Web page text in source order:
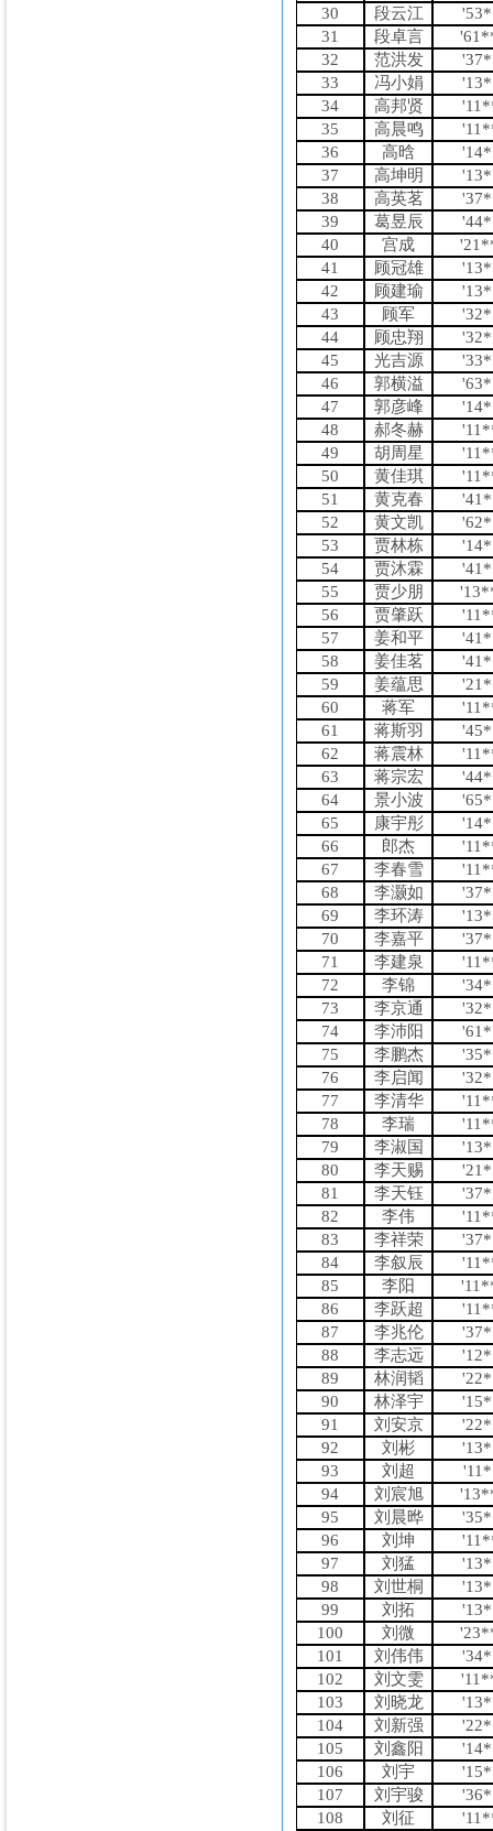
30
段云江
31
段卓言
32
范洪发
33
冯小娟
34
高邦贤
35
高晨鸣
36
高晗
37
高坤明
38
高英茗
39
葛昱辰
40
宫成
41
顾冠雄
42
顾建瑜
43
顾军
44
顾忠翔
45
光吉源
46
郭横溢
47
郭彦峰
48
郝冬赫
49
胡周星
50
黄佳琪
51
黄克春
52
黄文凯
53
贾林栋
54
贾沐霖
55
贾少朋
56
贾肇跃
57
姜和平
58
姜佳茗
59
姜蕴思
60
蒋军
61
蒋斯羽
62
蒋震林
63
蒋宗宏
64
景小波
65
康宇彤
66
郎杰
67
李春雪
68
李灏如
69
李环涛
70
李嘉平
71
李建泉
72
李锦
73
李京通
74
李沛阳
75
李鹏杰
76
李启闻
77
李清华
78
李瑞
79
李淑国
80
李天赐
81
李天钰
82
李伟
83
李祥荣
84
李叙辰
85
李阳
86
李跃超
87
李兆伦
88
李志远
89
林润韬
90
林泽宇
91
刘安京
92
刘彬
93
刘超
94
刘宸旭
95
刘晨晔
96
刘坤
97
刘猛
98
刘世桐
99
刘拓
100
刘微
101
刘伟伟
102
刘文雯
103
刘晓龙
104
刘新强
105
刘鑫阳
106
刘宇
107
刘宇骏
108
刘征